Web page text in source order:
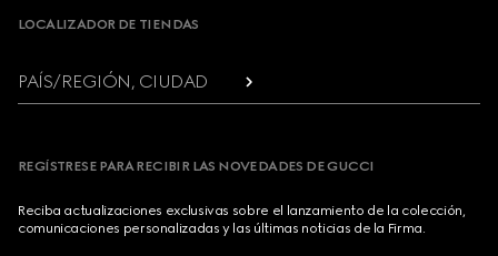
LOCALIZADOR DE TIENDAS
PAÍS/REGIÓN, CIUDAD
REGÍSTRESE PARA RECIBIR LAS NOVEDADES DE GUCCI
Reciba actualizaciones exclusivas sobre el lanzamiento de la colección,
comunicaciones personalizadas y las últimas noticias de la Firma.